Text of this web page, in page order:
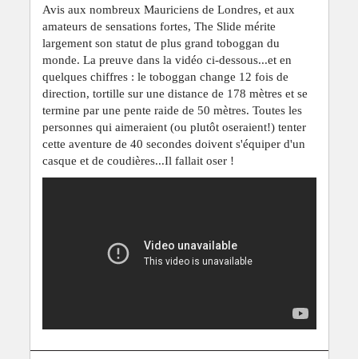
Avis aux nombreux Mauriciens de Londres, et aux
amateurs de sensations fortes, The Slide mérite
largement son statut de plus grand toboggan du
monde. La preuve dans la vidéo ci-dessous...et en
quelques chiffres : le toboggan change 12 fois de
direction, tortille sur une distance de 178 mètres et se
termine par une pente raide de 50 mètres. Toutes les
personnes qui aimeraient (ou plutôt oseraient!) tenter
cette aventure de 40 secondes doivent s'équiper d'un
casque et de coudières...Il fallait oser !